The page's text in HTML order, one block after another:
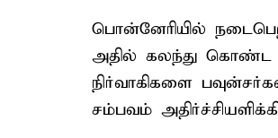
பொன்னேரியில்
அதில் கலந்து கொண்ட
நிர்வாகிகளை
சம்பவம்